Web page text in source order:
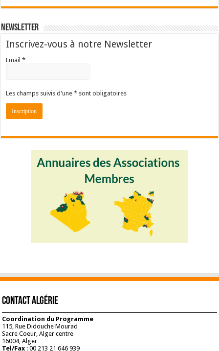
Newsletter
Inscrivez-vous à notre Newsletter
Email *
Les champs suivis d'une * sont obligatoires
Contact Algérie
Coordination du Programme
115, Rue Didouche Mourad
Sacre Coeur, Alger centre
16004, Alger
Tel/Fax : 00 213 21 646 939